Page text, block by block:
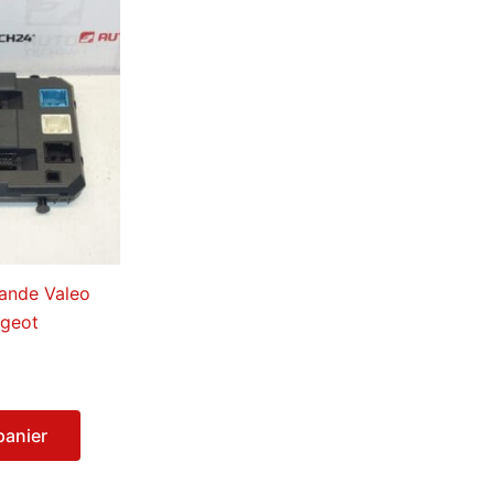
Valeo